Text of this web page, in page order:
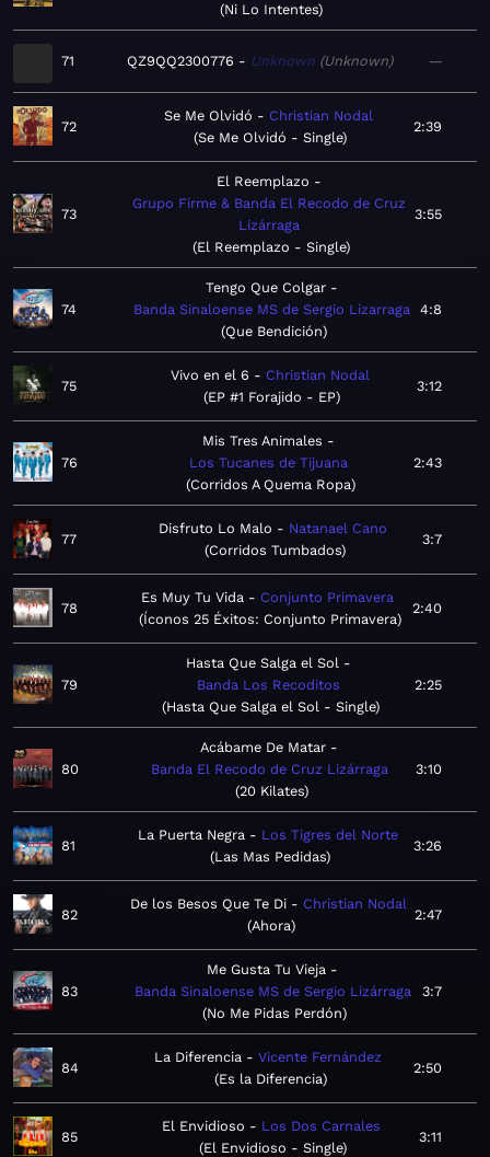
Ni Lo Intentes
71 QZ9QQ2300776 Unknown Unknown —
72
Se Me Olvidó
Christian Nodal
Se Me Olvidó - Single
2:39
73
El Reemplazo
Grupo Firme & Banda El Recodo de Cruz
Lizárraga
El Reemplazo - Single
3:55
74
Tengo Que Colgar
Banda Sinaloense MS de Sergio Lizarraga
Que Bendición
4:8
75
Vivo en el 6
Christian Nodal
EP #1 Forajido - EP
3:12
76
Mis Tres Animales
Los Tucanes de Tijuana
Corridos A Quema Ropa
2:43
77
Disfruto Lo Malo
Natanael Cano
Corridos Tumbados
3:7
78
Es Muy Tu Vida
Conjunto Primavera
Íconos 25 Éxitos: Conjunto Primavera
2:40
79
Hasta Que Salga el Sol
Banda Los Recoditos
Hasta Que Salga el Sol - Single
2:25
80
Acábame De Matar
Banda El Recodo de Cruz Lizárraga
20 Kilates
3:10
81
La Puerta Negra
Los Tigres del Norte
Las Mas Pedidas
3:26
82
De los Besos Que Te Di
Christian Nodal
Ahora
2:47
83
Me Gusta Tu Vieja
Banda Sinaloense MS de Sergio Lizárraga
No Me Pidas Perdón
3:7
84
La Diferencia
Vicente Fernández
Es la Diferencia
2:50
85
El Envidioso
Los Dos Carnales
El Envidioso - Single
3:11